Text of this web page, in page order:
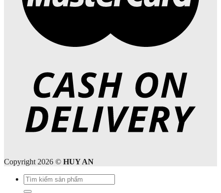
Copyright 2026 © HUY AN
Tìm
kiếm: